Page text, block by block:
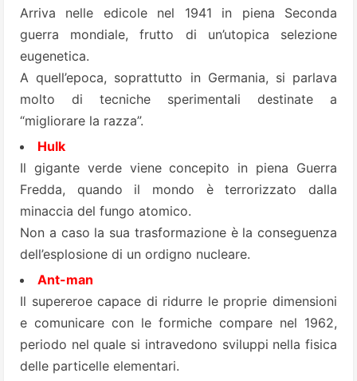
Arriva nelle edicole nel 1941 in piena Seconda
guerra mondiale, frutto di un’utopica selezione
eugenetica.
A quell’epoca, soprattutto in Germania, si parlava
molto di tecniche sperimentali destinate a
“migliorare la razza”.
Hulk
Il gigante verde viene concepito in piena Guerra
Fredda, quando il mondo è terrorizzato dalla
minaccia del fungo atomico.
Non a caso la sua trasformazione è la conseguenza
dell’esplosione di un ordigno nucleare.
Ant-man
Il supereroe capace di ridurre le proprie dimensioni
e comunicare con le formiche compare nel 1962,
periodo nel quale si intravedono sviluppi nella fisica
delle particelle elementari.